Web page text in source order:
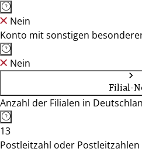
Nein
Konto mit sonstigen
Nein
Filial-
Anzahl der Filialen in
13
Postleitzahl oder Postleitzahlen